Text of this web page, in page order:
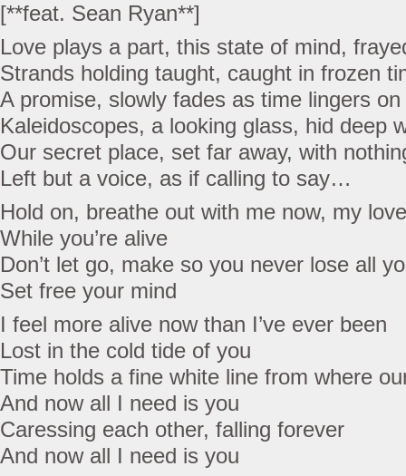
[**feat. Sean Ryan**]
Love plays a part, this state of mind,
Strands holding taught, caught in frozen
A promise, slowly fades as time lingers on
Kaleidoscopes, a looking glass, hid deep
Our secret place, set far away, with
Left but a voice, as if calling to say…
Hold on, breathe out with me now, my
While you’re alive
Don’t let go, make so you never lose all
Set free your mind
I feel more alive now than I’ve ever been
Lost in the cold tide of you
Time holds a fine white line from where
And now all I need is you
Caressing each other, falling forever
And now all I need is you